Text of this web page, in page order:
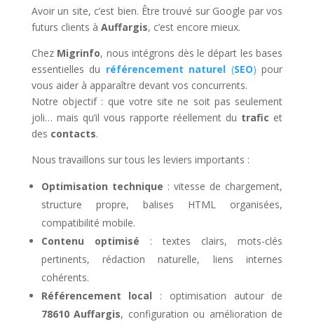
Avoir un site, c’est bien. Être trouvé sur Google par vos
futurs clients à Auffargis, c’est encore mieux.
Chez Migrinfo, nous intégrons dès le départ les bases
essentielles du référencement naturel (SEO) pour
vous aider à apparaître devant vos concurrents.
Notre objectif : que votre site ne soit pas seulement
joli… mais qu’il vous rapporte réellement du trafic et
des contacts.
Nous travaillons sur tous les leviers importants :
Optimisation technique : vitesse de chargement,
structure propre, balises HTML organisées,
compatibilité mobile.
Contenu optimisé : textes clairs, mots-clés
pertinents, rédaction naturelle, liens internes
cohérents.
Référencement local : optimisation autour de
78610 Auffargis, configuration ou amélioration de